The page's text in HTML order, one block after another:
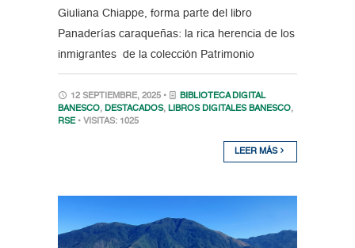
Giuliana Chiappe, forma parte del libro
Panaderías caraqueñas: la rica herencia de los
inmigrantes de la colección Patrimonio
12 SEPTIEMBRE, 2025 •
BIBLIOTECA DIGITAL
BANESCO, DESTACADOS, LIBROS DIGITALES BANESCO,
RSE • VISITAS: 1025
LEER MÁS